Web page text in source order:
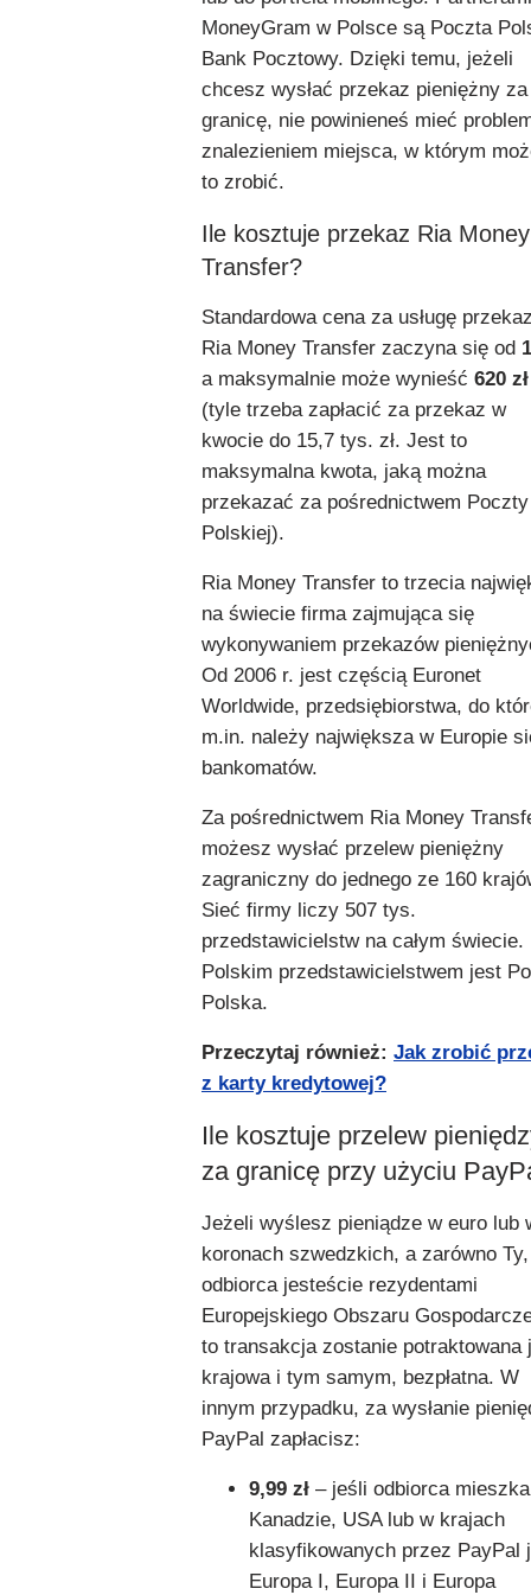
MoneyGram w Polsce są Poczta
Bank Pocztowy. Dzięki temu, jeżeli
chcesz wysłać przekaz pieniężny za
granicę, nie powinieneś mieć
znalezieniem miejsca, w którym
to zrobić.
Ile kosztuje przekaz Ria Money
Transfer?
Standardowa cena za usługę
Ria Money Transfer zaczyna się od
a maksymalnie może wynieść 620 zł
(tyle trzeba zapłacić za przekaz w
kwocie do 15,7 tys. zł. Jest to
maksymalna kwota, jaką można
przekazać za pośrednictwem Poczty
Polskiej).
Ria Money Transfer to trzecia
na świecie firma zajmująca się
wykonywaniem przekazów
Od 2006 r. jest częścią Euronet
Worldwide, przedsiębiorstwa, do
m.in. należy największa w Europie
bankomatów.
Za pośrednictwem Ria Money
możesz wysłać przelew pieniężny
zagraniczny do jednego ze 160
Sieć firmy liczy 507 tys.
przedstawicielstw na całym świecie.
Polskim przedstawicielstwem jest
Polska.
Przeczytaj również: Jak zrobić
z karty kredytowej?
Ile kosztuje przelew
za granicę przy użyciu
Jeżeli wyślesz pieniądze w euro lub
koronach szwedzkich, a zarówno
odbiorca jesteście rezydentami
Europejskiego Obszaru
to transakcja zostanie potraktowana
krajowa i tym samym, bezpłatna. W
innym przypadku, za wysłanie
PayPal zapłacisz:
9,99 zł – jeśli odbiorca
Kanadzie, USA lub w krajach
klasyfikowanych przez PayPal
Europa I, Europa II i Europa